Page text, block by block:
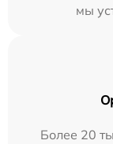
мы
Более 20